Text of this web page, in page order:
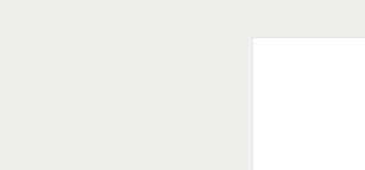
Passa alle